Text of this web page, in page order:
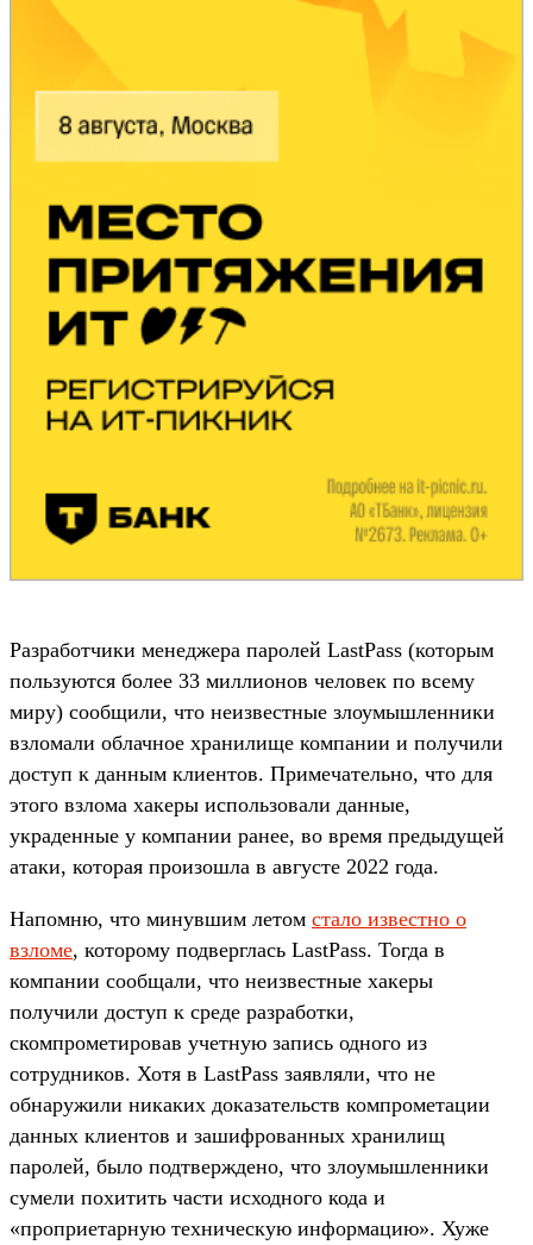
Разработчики менеджера паролей LastPass (которым
пользуются более 33 миллионов человек по всему
миру) сообщили, что неизвестные злоумышленники
взломали облачное хранилище компании и получили
доступ к данным клиентов. Примечательно, что для
этого взлома хакеры использовали данные,
украденные у компании ранее, во время предыдущей
атаки, которая произошла в августе 2022 года.
Напомню, что минувшим летом стало известно о
взломе, которому подверглась LastPass. Тогда в
компании сообщали, что неизвестные хакеры
получили доступ к среде разработки,
скомпрометировав учетную запись одного из
сотрудников. Хотя в LastPass заявляли, что не
обнаружили никаких доказательств компрометации
данных клиентов и зашифрованных хранилищ
паролей, было подтверждено, что злоумышленники
сумели похитить части исходного кода и
«проприетарную техническую информацию». Хуже